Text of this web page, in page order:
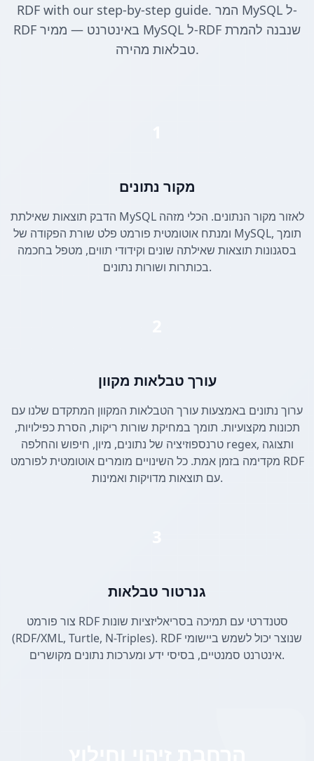
RDF with our step-by-step guide. המר MySQL ל-
RDF באינטרנט — ממיר MySQL ל-RDF שנבנה להמרת
טבלאות מהירה.
מקור נתונים
הדבק תוצאות שאילתת MySQL לאזור מקור הנתונים. הכלי מזהה
ומנתח אוטומטית פורמט פלט שורת הפקודה של MySQL, תומך
בסגנונות תוצאות שאילתה שונים וקידודי תווים, מטפל בחכמה
בכותרות ושורות נתונים.
עורך טבלאות מקוון
ערוך נתונים באמצעות עורך הטבלאות המקוון המתקדם שלנו עם
תכונות מקצועיות. תומך במחיקת שורות ריקות, הסרת כפילויות,
טרנספוזיציה של נתונים, מיון, חיפוש והחלפה regex, ותצוגה
מקדימה בזמן אמת. כל השינויים מומרים אוטומטית לפורמט RDF
עם תוצאות מדויקות ואמינות.
גנרטור טבלאות
צור פורמט RDF סטנדרטי עם תמיכה בסריאליזציות שונות
(RDF/XML, Turtle, N-Triples). RDF שנוצר יכול לשמש ביישומי
אינטרנט סמנטיים, בסיסי ידע ומערכות נתונים מקושרים.